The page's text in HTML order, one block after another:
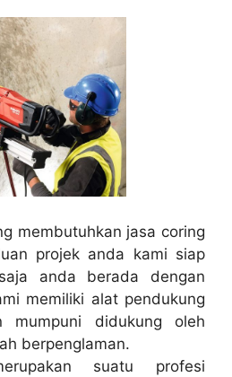
membutuhkan jasa coring
projek anda kami siap
anda berada dengan
memiliki alat pendukung
mumpuni didukung oleh
berpenglaman.
suatu profesi